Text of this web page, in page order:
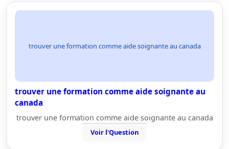
trouver une formation comme aide soignante au canada
trouver une formation comme aide soignante au
canada
trouver une formation comme aide soignante au canada
Voir l'Question